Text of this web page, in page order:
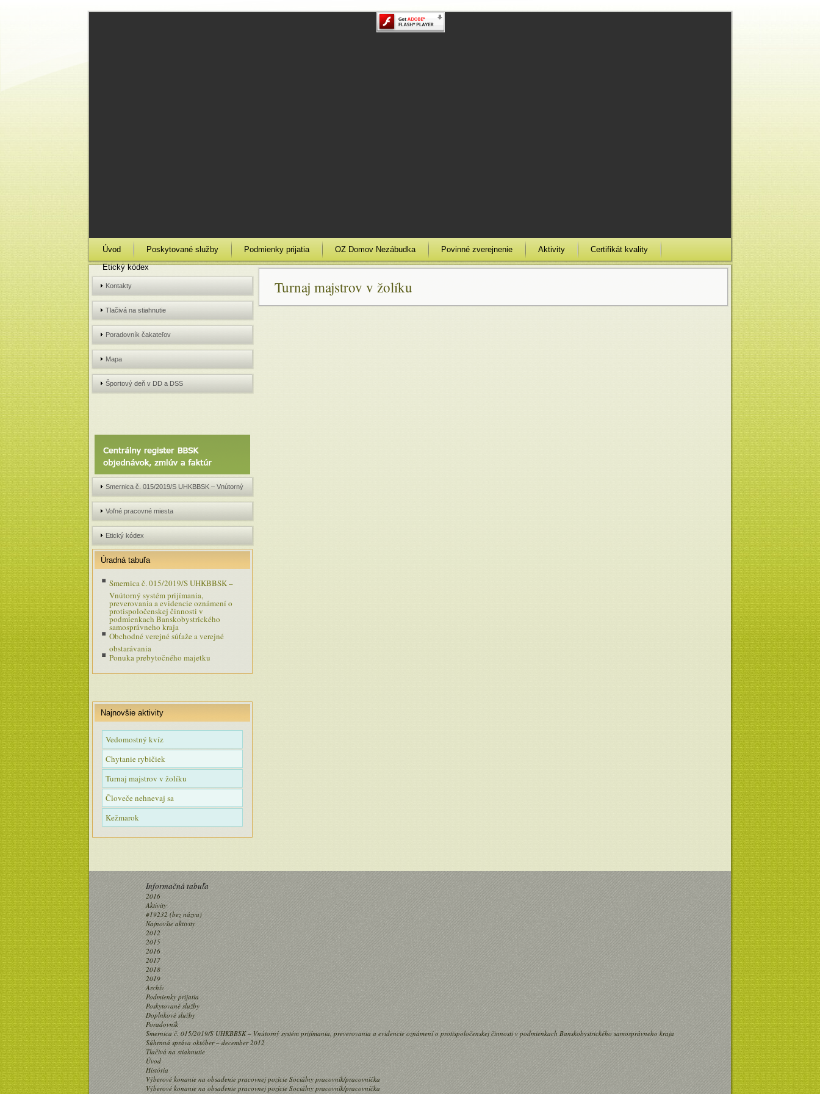
Úvod Poskytované služby Podmienky prijatia OZ Domov Nezábudka Povinné zverejnenie Aktivity
Certifikát kvality
Etický kódex
Kontakty
Tlačivá na stiahnutie
Poradovník čakateľov
Mapa
Športový deň v DD a DSS
Smernica č. 015/2019/S UHKBBSK – Vnútorný
systém prijímania, preverovania a evidencie
oznámení o protispoločenskej činnosti v
podmienkach Banskobystrického
samosprávneho kraja
Voľné pracovné miesta
Etický kódex
Úradná tabuľa
Smernica č. 015/2019/S UHKBBSK –
Vnútorný systém prijímania,
preverovania a evidencie oznámení o
protispoločenskej činnosti v
podmienkach Banskobystrického
samosprávneho kraja
Obchodné verejné súťaže a verejné
obstarávania
Ponuka prebytočného majetku
Najnovšie aktivity
Vedomostný kvíz
Chytanie rybičiek
Turnaj majstrov v žolíku
Človeče nehnevaj sa
Kežmarok
Turnaj majstrov v žolíku
Informačná tabuľa
2016
Aktivity
#19232 (bez názvu)
Najnovšie aktivity
2012
2015
2016
2017
2018
2019
Archív
Podmienky prijatia
Poskytované služby
Doplnkové služby
Poradovník
Smernica č. 015/2019/S UHKBBSK – Vnútorný systém prijímania, preverovania a evidencie oznámení o protispoločenskej činnosti v podmienkach Banskobystrického samosprávneho kraja
Súhrnná správa október – december 2012
Tlačivá na stiahnutie
Úvod
História
Výberové konanie na obsadenie pracovnej pozície Sociálny pracovník/pracovníčka
Výberové konanie na obsadenie pracovnej pozície Sociálny pracovník/pracovníčka